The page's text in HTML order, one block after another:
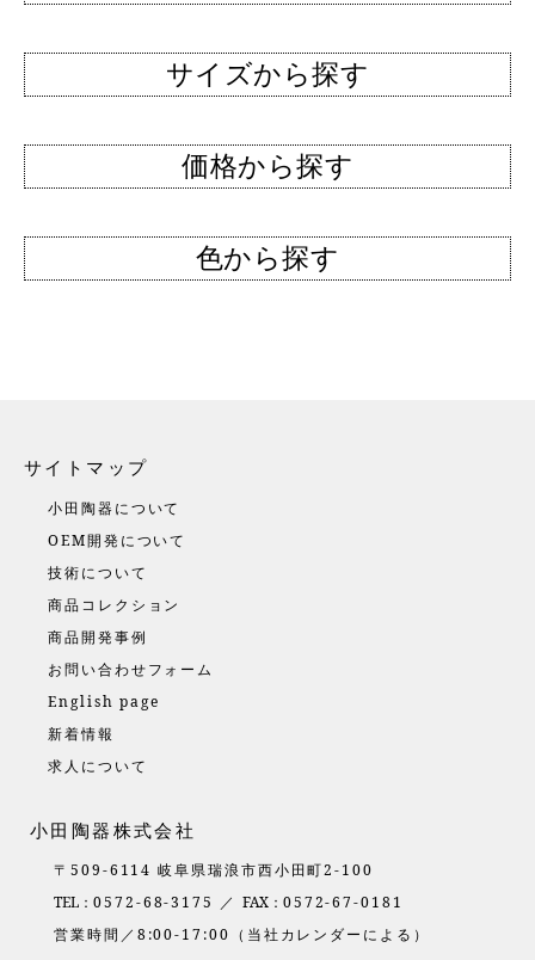
サイズから探す
価格から探す
色から探す
サイトマップ
小田陶器について
OEM開発について
技術について
商品コレクション
商品開発事例
お問い合わせフォーム
English page
新着情報
求人について
小田陶器株式会社
〒509-6114 岐阜県瑞浪市西小田町2-100
TEL： 0572-68-3175 ／ FAX： 0572-67-0181
営業時間／8:00-17:00（当社カレンダーによる）